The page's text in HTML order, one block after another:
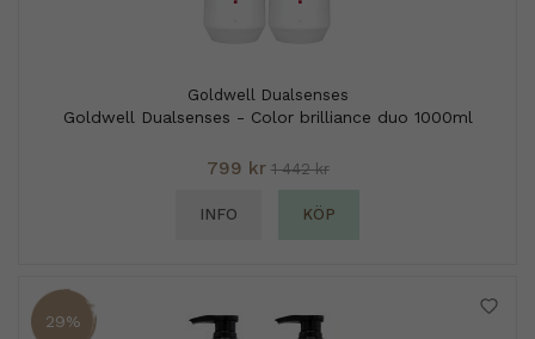
Goldwell Dualsenses
Goldwell Dualsenses - Color brilliance duo 1000ml
799 kr 1 442 kr
INFO KÖP
29%